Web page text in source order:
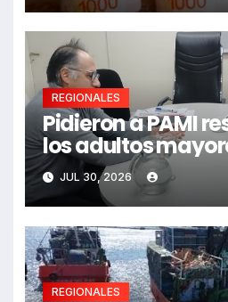
REGIONALES
Pidieron a PAMI
los adultos
JUL 30, 2026
REGIONALES